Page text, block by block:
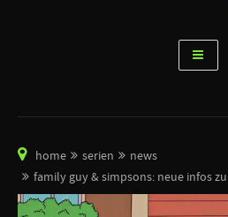
home serien
news
family guy & simpsons: neue infos